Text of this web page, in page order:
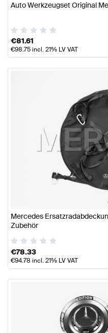
Auto Werkzeugset Original
€81.61
€98.75incl. 21% LV VAT
Mercedes
Zubehör
€78.33
€94.78 incl. 21% LV VAT